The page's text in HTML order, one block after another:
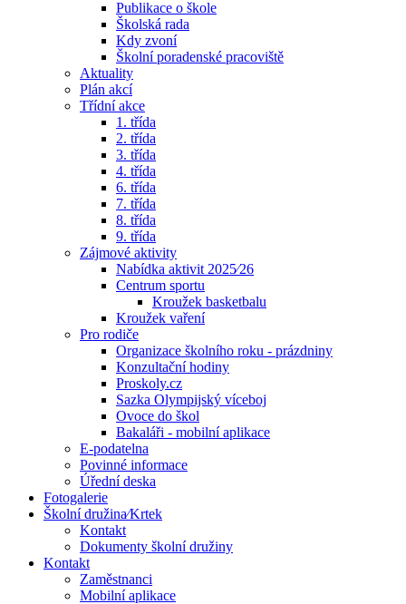
Publikace o škole
Školská rada
Kdy zvoní
Školní poradenské pracoviště
Aktuality
Plán akcí
Třídní akce
1. třída
2. třída
3. třída
4. třída
6. třída
7. třída
8. třída
9. třída
Zájmové aktivity
Nabídka aktivit 2025⁄26
Centrum sportu
Kroužek basketbalu
Kroužek vaření
Pro rodiče
Organizace školního roku - prázdniny
Konzultační hodiny
Proskoly.cz
Sazka Olympijský víceboj
Ovoce do škol
Bakaláři - mobilní aplikace
E-podatelna
Povinné informace
Úřední deska
Fotogalerie
Školní družina⁄Krtek
Kontakt
Dokumenty školní družiny
Kontakt
Zaměstnanci
Mobilní aplikace